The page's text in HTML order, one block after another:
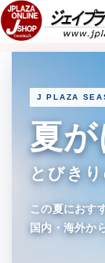
J PLAZA
夏
とびき
この夏におす
国内・海外か